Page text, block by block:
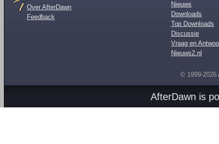
Over AfterDawn
Feedback
Nieuws
Downloads
Top Downloads
Discussie
Vraag en
Nieuws2.nl
© 1999-2026
AfterDawn is